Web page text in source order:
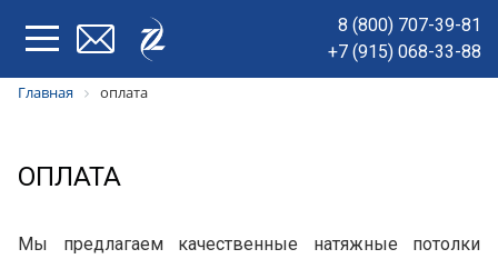
8 (800) 707-39-81
+7 (915) 068-33-88
Главная оплата
ОПЛАТА
Мы предлагаем качественные натяжные потолки